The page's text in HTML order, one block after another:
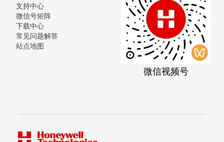
支持中心
微信号矩阵
下载中心
常见问题解答
站点地图
微信视频号